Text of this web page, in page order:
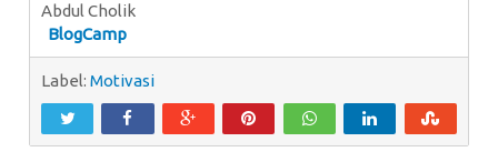
Abdul Cholik
BlogCamp
Label: Motivasi